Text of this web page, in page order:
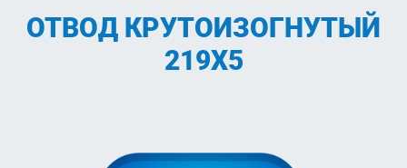
ОТВОД КРУТОИЗОГНУТЫЙ
219Х5